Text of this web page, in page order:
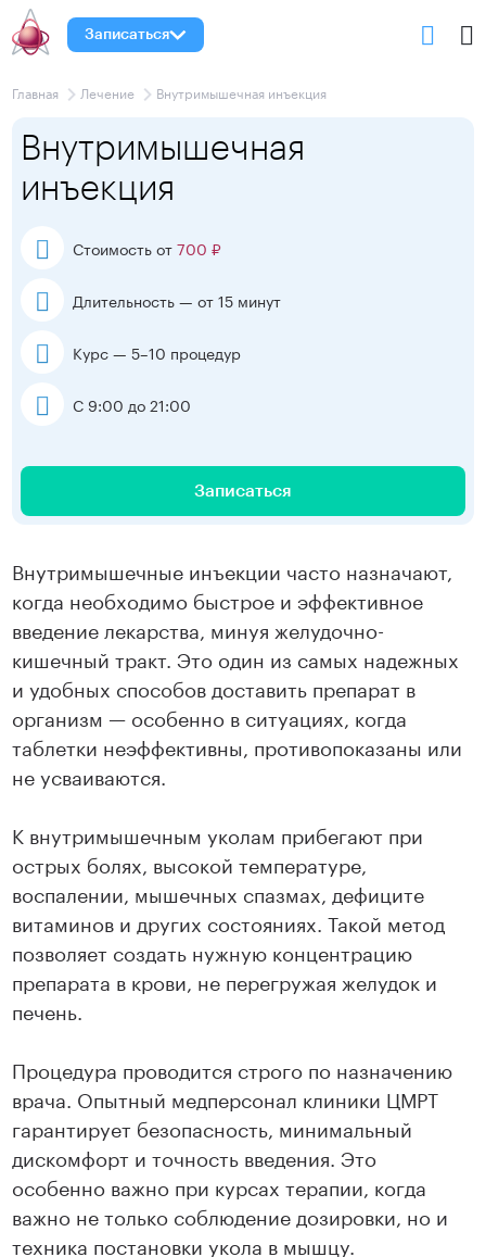
Записаться
Главная Лечение Внутримышечная инъекция
Внутримышечная
инъекция
Стоимость от700 ₽
Длительность — от 15 минут
Курс — 5–10 процедур
С 9:00 до 21:00
Записаться
Внутримышечные инъекции часто назначают,
когда необходимо быстрое и эффективное
введение лекарства, минуя желудочно-
кишечный тракт. Это один из самых надежных
и удобных способов доставить препарат в
организм — особенно в ситуациях, когда
таблетки неэффективны, противопоказаны или
не усваиваются.
К внутримышечным уколам прибегают при
острых болях, высокой температуре,
воспалении, мышечных спазмах, дефиците
витаминов и других состояниях. Такой метод
позволяет создать нужную концентрацию
препарата в крови, не перегружая желудок и
печень.
Процедура проводится строго по назначению
врача. Опытный медперсонал клиники ЦМРТ
гарантирует безопасность, минимальный
дискомфорт и точность введения. Это
особенно важно при курсах терапии, когда
важно не только соблюдение дозировки, но и
техника постановки укола в мышцу.